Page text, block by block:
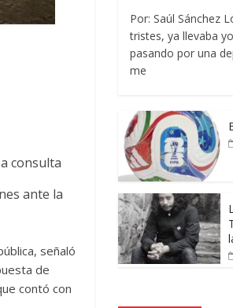
consulta
ante la
señaló
de
contó con
Por: Saúl Sánchez
tristes, ya llevaba
pasando por una
me